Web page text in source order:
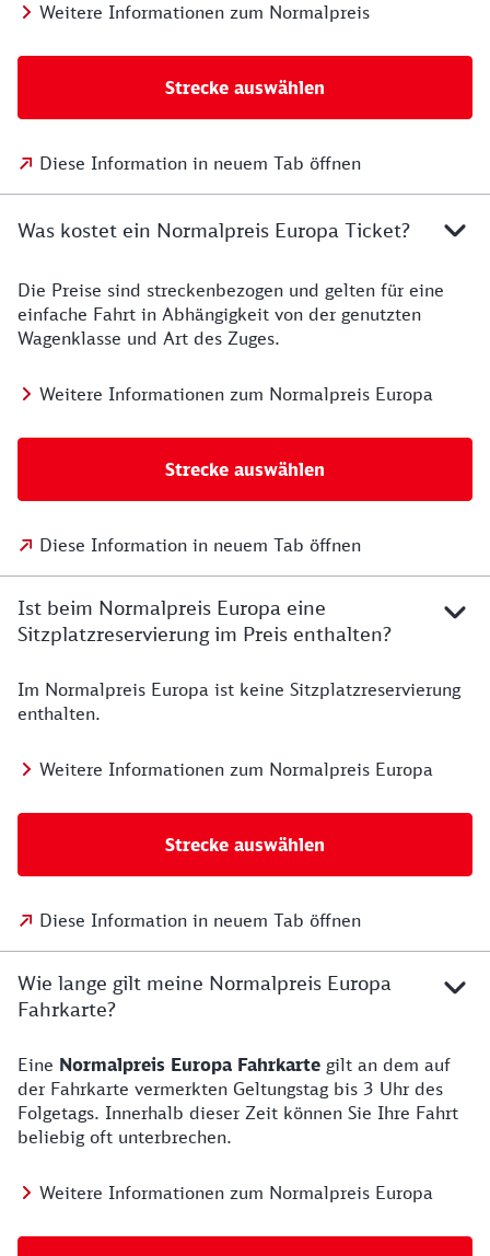
Weitere Informationen zum Normalpreis
Strecke auswählen
Diese Information in neuem Tab öffnen
Was kostet ein Normalpreis Europa Ticket?
Die Preise sind streckenbezogen und gelten für eine
einfache Fahrt in Abhängigkeit von der genutzten
Wagenklasse und Art des Zuges.
Weitere Informationen zum Normalpreis Europa
Strecke auswählen
Diese Information in neuem Tab öffnen
Ist beim Normalpreis Europa eine
Sitzplatzreservierung im Preis enthalten?
Im Normalpreis Europa ist keine Sitzplatzreservierung
enthalten.
Weitere Informationen zum Normalpreis Europa
Strecke auswählen
Diese Information in neuem Tab öffnen
Wie lange gilt meine Normalpreis Europa
Fahrkarte?
Eine Normalpreis Europa Fahrkarte gilt an dem auf
der Fahrkarte vermerkten Geltungstag bis 3 Uhr des
Folgetags. Innerhalb dieser Zeit können Sie Ihre Fahrt
beliebig oft unterbrechen.
Weitere Informationen zum Normalpreis Europa